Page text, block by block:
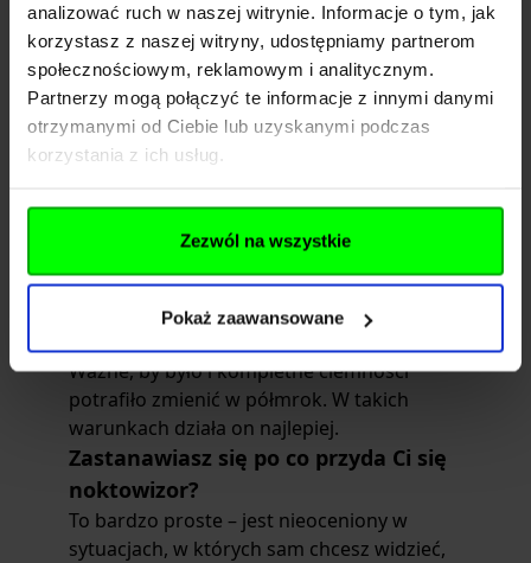
analizować ruch w naszej witrynie. Informacje o tym, jak
korzystasz z naszej witryny, udostępniamy partnerom
społecznościowym, reklamowym i analitycznym.
Partnerzy mogą połączyć te informacje z innymi danymi
otrzymanymi od Ciebie lub uzyskanymi podczas
korzystania z ich usług.
Zezwól na wszystkie
Pokaż zaawansowane
Są najróżniejsze akcesoria optyczne, które
mają na celu pomóc Ci lepiej orientować się
w terenie niezależnie od okoliczności.
Ludzie od dawna próbowali znaleźć sposób
na to, by przebić wzrokiem ciemności.
Pomógł to osiągnąć noktowizor.
Jednak wbrew obiegowej opinii to nie jest
urządzenie, które pomoże Ci widzieć
doskonale w kompletnych ciemnościach.
Noktowizor do tego, by działać potrzebuje
źródła światła. Nie musi być ono silne i
Ważne, by było i kompletne ciemności
potrafiło zmienić w półmrok. W takich
warunkach działa on najlepiej.
Zastanawiasz się po co przyda Ci się
noktowizor?
To bardzo proste – jest nieoceniony w
sytuacjach, w których sam chcesz widzieć,